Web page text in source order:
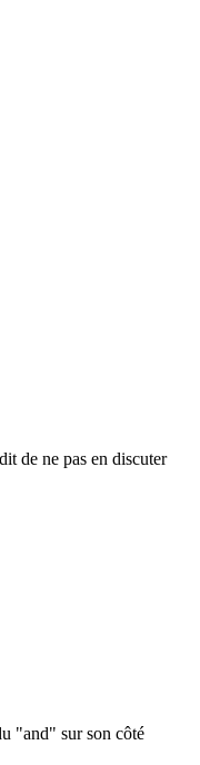
de ne pas en discuter
"and" sur son côté